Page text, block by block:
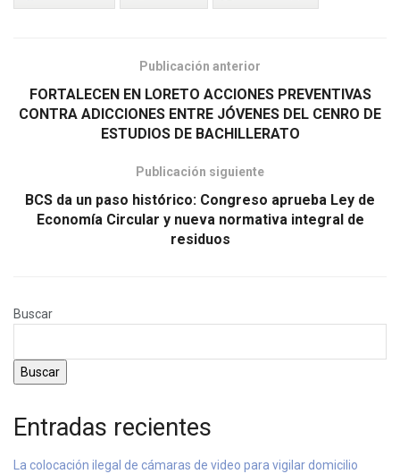
Publicación anterior
FORTALECEN EN LORETO ACCIONES PREVENTIVAS
CONTRA ADICCIONES ENTRE JÓVENES DEL CENRO DE
ESTUDIOS DE BACHILLERATO
Publicación siguiente
BCS da un paso histórico: Congreso aprueba Ley de
Economía Circular y nueva normativa integral de
residuos
Buscar
Buscar
Entradas recientes
La colocación ilegal de cámaras de video para vigilar domicilio